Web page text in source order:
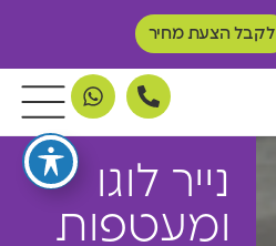
לקבל הצעת מחיר
נייר לוגו
ומעטפות